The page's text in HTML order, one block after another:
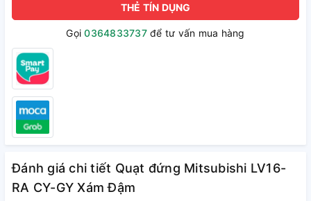
THẺ TÍN DỤNG
Gọi0364833737để tư vấn mua hàng
Đánh giá chi tiết Quạt đứng Mitsubishi LV16-
RA CY-GY Xám Đậm